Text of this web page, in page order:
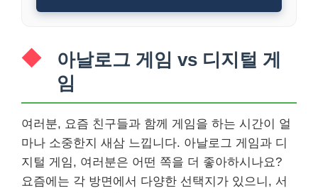
아날로그 게임 vs 디지털 게
임
여러분, 요즘 친구들과 함께 게임을 하는 시간이 얼
마나 소중한지 새삼 느낍니다. 아날로그 게임과 디
지털 게임, 여러분은 어떤 쪽을 더 좋아하시나요?
요즘에는 각 방면에서 다양한 선택지가 있으니, 서